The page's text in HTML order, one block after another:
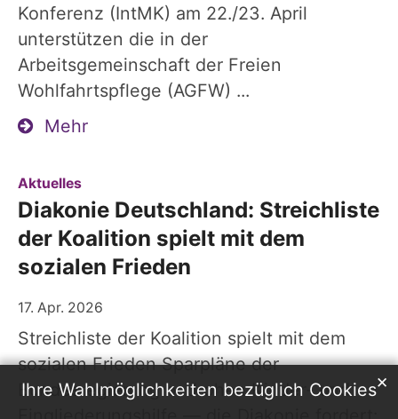
Ihre Wahlmöglichkeiten bezüglich Cookies✕
Konferenz (IntMK) am 22./23. April
unterstützen die in der
Arbeitsgemeinschaft der Freien
Wohlfahrtspflege (AGFW) ...
Mehr
Aktuelles:
Diakonie Deutschland: Streichliste
der Koalition spielt mit dem
sozialen Frieden
17. Apr. 2026
Streichliste der Koalition spielt mit dem
sozialen Frieden Sparpläne der
Bundesregierung bedrohen Kinder- und